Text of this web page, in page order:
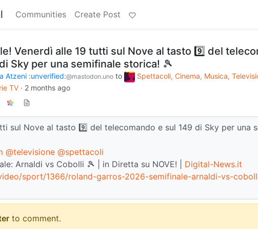
Communities Create Post
Venerdì alle 19 tutti sul Nove al tasto 9️⃣ del
Sky per una semifinale storica! 🎾
Atzeni :unverified:@mastodon.uno to
Spettacoli, Cinema, Musica,
TV · 2 months ago
sul Nove al tasto 9️⃣ del telecomando e sul 149 di Sky per una
@televisione @spettacoli
Arnaldi vs Cobolli 🎾 | in Diretta su NOVE! | Digital-News.it
sport/1366/roland-garros-2026-semifinale-arnaldi-vs-
to comment.